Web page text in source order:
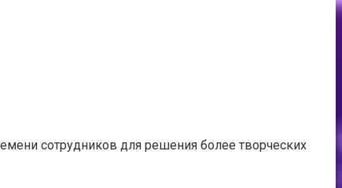
сотрудников для решения более творческих